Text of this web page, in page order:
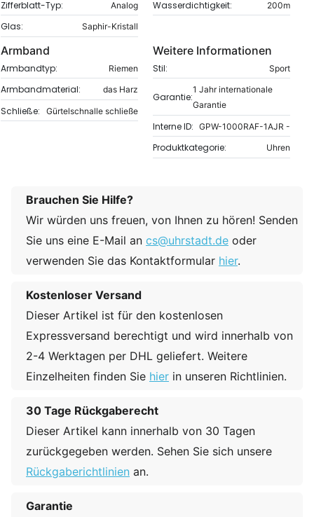
Zifferblatt-Typ: Analog
Glas: Saphir-Kristall
Wasserdichtigkeit: 200m
Armband
Armbandtyp: Riemen
Armbandmaterial: das Harz
Schließe: Gürtelschnalle schließe
Weitere Informationen
Stil: Sport
Garantie:
1 Jahr internationale
Garantie
Interne ID: GPW-1000RAF-1AJR -
Produktkategorie: Uhren
Brauchen Sie Hilfe?
Wir würden uns freuen, von Ihnen zu hören! Senden
Sie uns eine E-Mail an cs@uhrstadt.de oder
verwenden Sie das Kontaktformular hier.
Kostenloser Versand
Dieser Artikel ist für den kostenlosen
Expressversand berechtigt und wird innerhalb von
2-4 Werktagen per DHL geliefert. Weitere
Einzelheiten finden Sie hier in unseren Richtlinien.
30 Tage Rückgaberecht
Dieser Artikel kann innerhalb von 30 Tagen
zurückgegeben werden. Sehen Sie sich unsere
Rückgaberichtlinien an.
Garantie